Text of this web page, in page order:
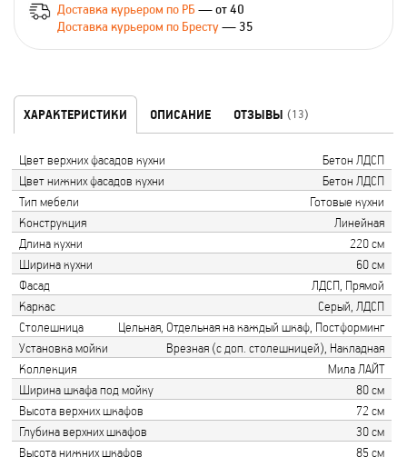
Доставка курьером по РБ — от 40
Доставка курьером по Бресту— 35
ХАРАКТЕРИСТИКИ ОПИСАНИЕ ОТЗЫВЫ (13)
Цвет верхних фасадов кухни
Бетон ЛДСП
Цвет нижних фасадов кухни
Бетон ЛДСП
Тип мебели
Готовые кухни
Конструкция
Линейная
Длина кухни
220 см
Ширина кухни
60 см
Фасад
ЛДСП, Прямой
Каркас
Серый, ЛДСП
Столешница
Цельная, Отдельная на каждый шкаф, Постформинг
Установка мойки
Врезная (с доп. столешницей), Накладная
Коллекция
Мила ЛАЙТ
Ширина шкафа под мойку
80 см
Высота верхних шкафов
72 см
Глубина верхних шкафов
30 см
Высота нижних шкафов
85 см